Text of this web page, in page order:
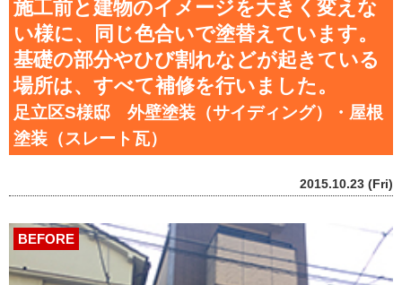
施工前と建物のイメージを大きく変えな
い様に、同じ色合いで塗替えています。
基礎の部分やひび割れなどが起きている
場所は、すべて補修を行いました。
足立区S様邸 外壁塗装（サイディング）・屋根
塗装（スレート瓦）
2015.10.23 (Fri)
BEFORE